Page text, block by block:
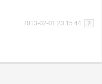
2013-02-01 23:15:44 2